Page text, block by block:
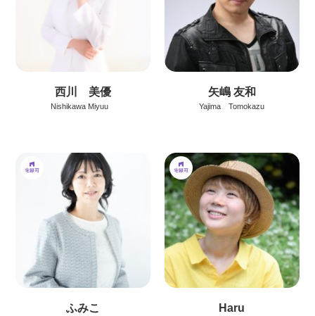
西川 美優
Nishikawa Miyuu
矢嶋 友和
Yajima Tomokazu
ふみこ Haru